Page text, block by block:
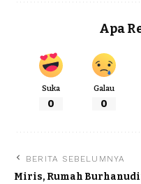
Apa
Suka
0
Galau
0
BERITA SEBELUMNYA
Miris, Rumah